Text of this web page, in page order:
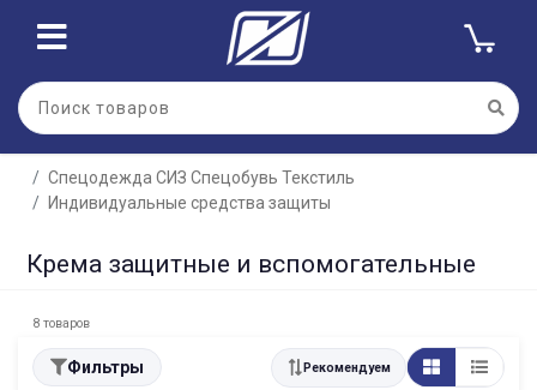
Спецодежда СИЗ Спецобувь Текстиль
Индивидуальные средства защиты
Крема защитные и вспомогательные
8 товаров
Фильтры Рекомендуем